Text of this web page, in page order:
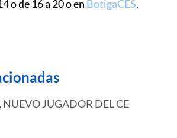
o de 16 a 20 o en BotigaCES.
NUEVO JUGADOR DEL CE